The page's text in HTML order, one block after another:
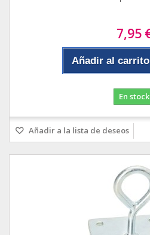
7,95
Añadir al carrito
En stock
Añadir a la lista de deseos